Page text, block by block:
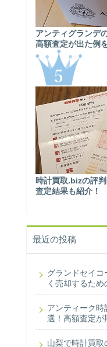
アンティグランデ
高額査定が出た例
時計買取.bizの評
査定結果も紹介！
最近の投稿
グランドセイコ
く売却するため
アンティーク時
選！高額査定が
山梨で時計買